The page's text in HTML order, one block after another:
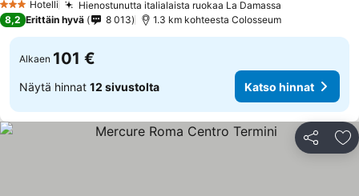
3 Tähtiluokitus
Hotelli Hienostunutta italialaista ruokaa La Damassa
8,2 Erittäin hyvä 8 013 1.3 km kohteesta Colosseum
Alkaen 101 €
Näytä hinnat 12 sivustolta Katso hinnat
Jaa